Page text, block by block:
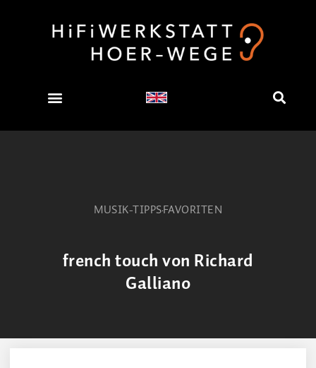
MUSIK-TIPPSFAVORITEN
french touch von Richard
Galliano